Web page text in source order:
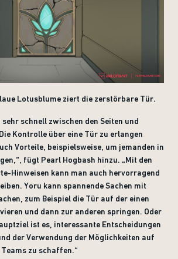
Lotusblume ziert die zerstörbare Tür.
sehr schnell zwischen den Seiten und
Kontrolle über eine Tür zu erlangen
Vorteile, beispielsweise, um jemanden in
fügt Pearl Hogbash hinzu. „Mit den
Hinweisen kann man auch hervorragend
Yoru kann spannende Sachen mit
zum Beispiel die Tür auf der einen
und dann zur anderen springen. Oder
ist es, interessante Entscheidungen
der Verwendung der Möglichkeiten auf
zu schaffen.“